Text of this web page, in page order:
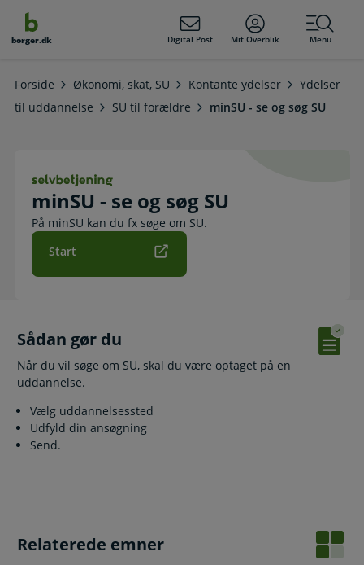
borger.dk Digital Post Mit Overblik Menu
Forside Økonomi, skat, SU Kontante ydelser
Ydelser
til uddannelse
SU til forældre minSU - se og søg SU
minSU - se og søg SU
minSU - se og søg SU. Selvbetjening
På minSU kan du fx søge om SU.
Start
Sådan gør du
Når du vil søge om SU, skal du være optaget på en
uddannelse.
Vælg uddannelsessted
Udfyld din ansøgning
Send.
Relaterede emner